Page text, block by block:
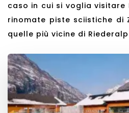
caso in cui si voglia
rinomate piste sciistiche di
quelle più vicine di